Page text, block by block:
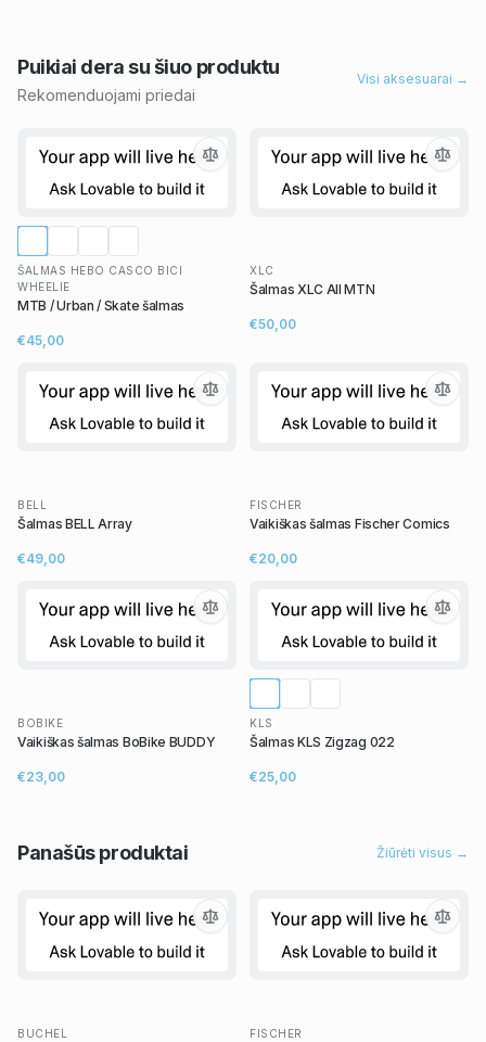
Puikiai dera su šiuo produktu
Rekomenduojami priedai
Visi aksesuarai →
ŠALMAS HEBO CASCO BICI
WHEELIE
MTB / Urban / Skate šalmas
€45,00
XLC
Šalmas XLC All MTN
€50,00
BELL
Šalmas BELL Array
€49,00
FISCHER
Vaikiškas šalmas Fischer Comics
€20,00
BOBIKE
Vaikiškas šalmas BoBike BUDDY
€23,00
KLS
Šalmas KLS Zigzag 022
€25,00
Panašūsproduktai Žiūrėti visus →
BUCHEL FISCHER